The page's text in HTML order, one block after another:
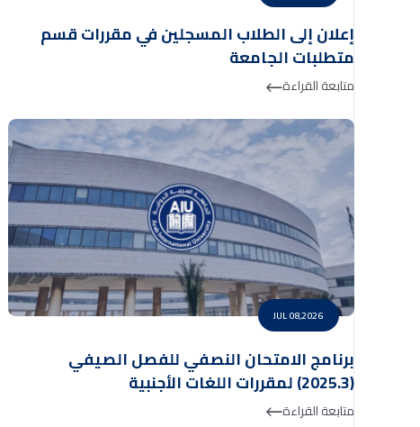
إعلان إلى الطلاب المسجلين في مقررات قسم
متطلبات الجامعة
متابعة القراءة
JUL 08,2026
برنامج الامتحان النصفي للفصل الصيفي
(2025.3) لمقررات اللغات الأجنبية
متابعة القراءة